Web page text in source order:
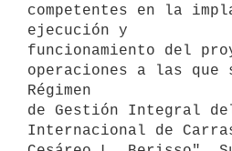
competentes en la
ejecución y
funcionamiento del
operaciones a las
Régimen
de Gestión Integral
Internacional de